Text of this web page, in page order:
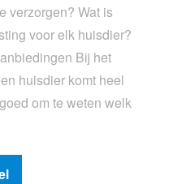
verzorgen? Wat is
voor elk huisdier?
Bij het
huisdier komt heel
om te weten welk